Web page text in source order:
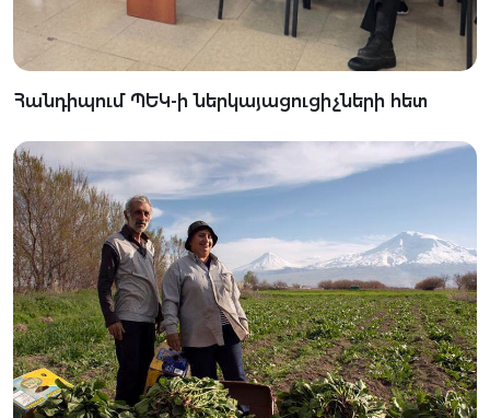
Հանդիպում ՊԵԿ-ի ներկայացուցիչների հետ